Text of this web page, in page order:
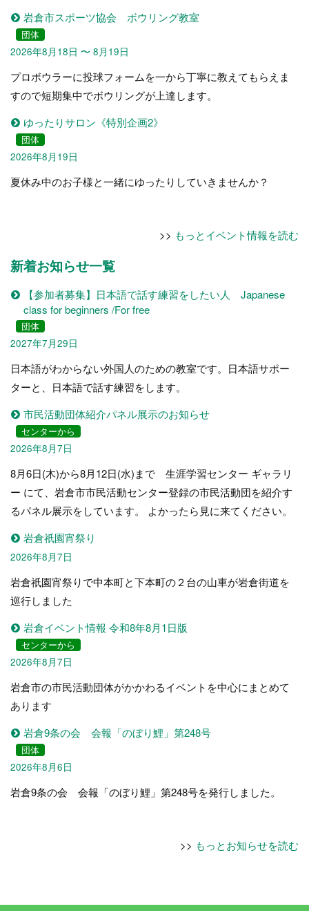
岩倉市スポーツ協会 ボウリング教室
団体
2026年8月18日 〜 8月19日
プロボウラーに投球フォームを一から丁寧に教えてもらえま
すので短期集中でボウリングが上達します。
ゆったりサロン《特別企画2》
団体
2026年8月19日
夏休み中のお子様と一緒にゆったりしていきませんか？
>> もっとイベント情報を読む
新着お知らせ一覧
【参加者募集】日本語で話す練習をしたい人 Japanese
class for beginners /For free
団体
2027年7月29日
日本語がわからない外国人のための教室です。日本語サポー
ターと、日本語で話す練習をします。
市民活動団体紹介パネル展示のお知らせ
センターから
2026年8月7日
8月6日(木)から8月12日(水)まで 生涯学習センター ギャラリ
ー にて、岩倉市市民活動センター登録の市民活動団を紹介す
るパネル展示をしています。 よかったら見に来てください。
岩倉祇園宵祭り
2026年8月7日
岩倉祇園宵祭りで中本町と下本町の２台の山車が岩倉街道を
巡行しました
岩倉イベント情報 令和8年8月1日版
センターから
2026年8月7日
岩倉市の市民活動団体がかかわるイベントを中心にまとめて
あります
岩倉9条の会 会報「のぼり鯉」第248号
団体
2026年8月6日
岩倉9条の会 会報「のぼり鯉」第248号を発行しました。
>> もっとお知らせを読む